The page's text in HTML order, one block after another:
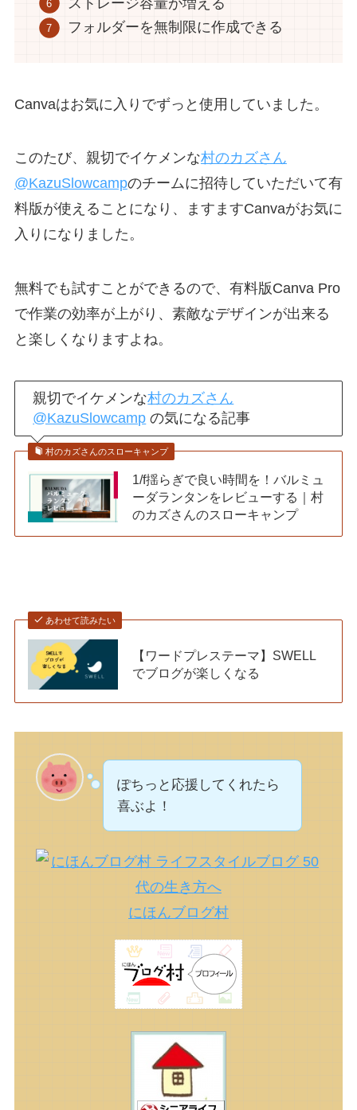
フォルダーを無制限に作成できる
Canvaはお気に入りでずっと使用していました。
このたび、親切でイケメンな村のカズさん
@KazuSlowcampのチームに招待していただいて有
料版が使えることになり、ますますCanvaがお気に
入りになりました。
無料でも試すことができるので、有料版Canva Pro
で作業の効率が上がり、素敵なデザインが出来る
と楽しくなりますよね。
親切でイケメンな村のカズさん
@KazuSlowcamp の気になる記事
村のカズさんのスローキャンプ
1/f揺らぎで良い時間を！バルミュ
ーダランタンをレビューする｜村
のカズさんのスローキャンプ
あわせて読みたい
【ワードプレステーマ】SWELL
でブログが楽しくなる
ぽちっと応援してくれたら
喜ぶよ！
にほんブログ村